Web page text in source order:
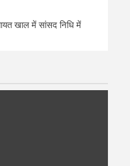
खाल में सांसद निधि में